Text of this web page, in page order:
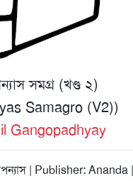
সমগ্র (খণ্ড ২)
Samagro (V2))
Gangopadhyay
| Publisher: Ananda